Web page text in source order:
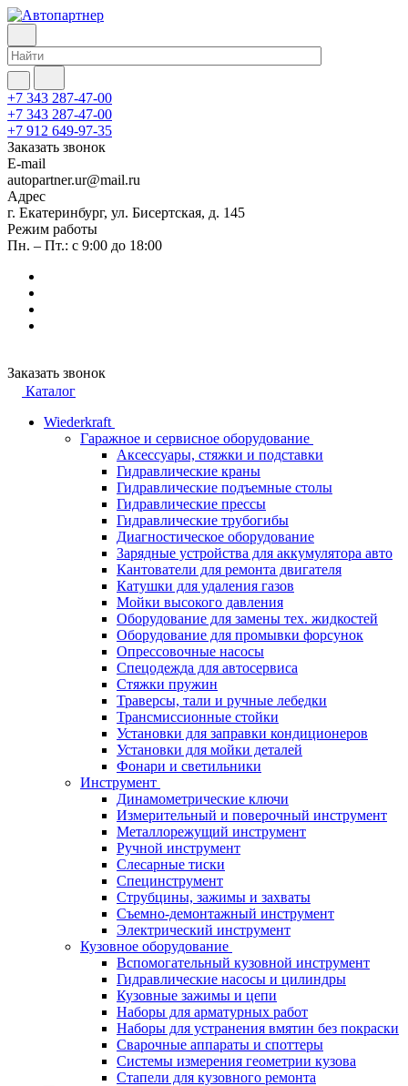
+7 343 287-47-00
+7 343 287-47-00
+7 912 649-97-35
Заказать звонок
E-mail
autopartner.ur@mail.ru
Адрес
г. Екатеринбург, ул. Бисертская, д. 145
Режим работы
Пн. – Пт.: с 9:00 до 18:00
Заказать звонок
Каталог
Wiederkraft
Гаражное и сервисное оборудование
Аксессуары, стяжки и подставки
Гидравлические краны
Гидравлические подъемные столы
Гидравлические прессы
Гидравлические трубогибы
Диагностическое оборудование
Зарядные устройства для аккумулятора авто
Кантователи для ремонта двигателя
Катушки для удаления газов
Мойки высокого давления
Оборудование для замены тех. жидкостей
Оборудование для промывки форсунок
Опрессовочные насосы
Спецодежда для автосервиса
Стяжки пружин
Траверсы, тали и ручные лебедки
Трансмиссионные стойки
Установки для заправки кондиционеров
Установки для мойки деталей
Фонари и светильники
Инструмент
Динамометрические ключи
Измерительный и поверочный инструмент
Металлорежущий инструмент
Ручной инструмент
Слесарные тиски
Специнструмент
Струбцины, зажимы и захваты
Съемно-демонтажный инструмент
Электрический инструмент
Кузовное оборудование
Вспомогательный кузовной инструмент
Гидравлические насосы и цилиндры
Кузовные зажимы и цепи
Наборы для арматурных работ
Наборы для устранения вмятин без покраски
Сварочные аппараты и споттеры
Системы измерения геометрии кузова
Стапели для кузовного ремонта